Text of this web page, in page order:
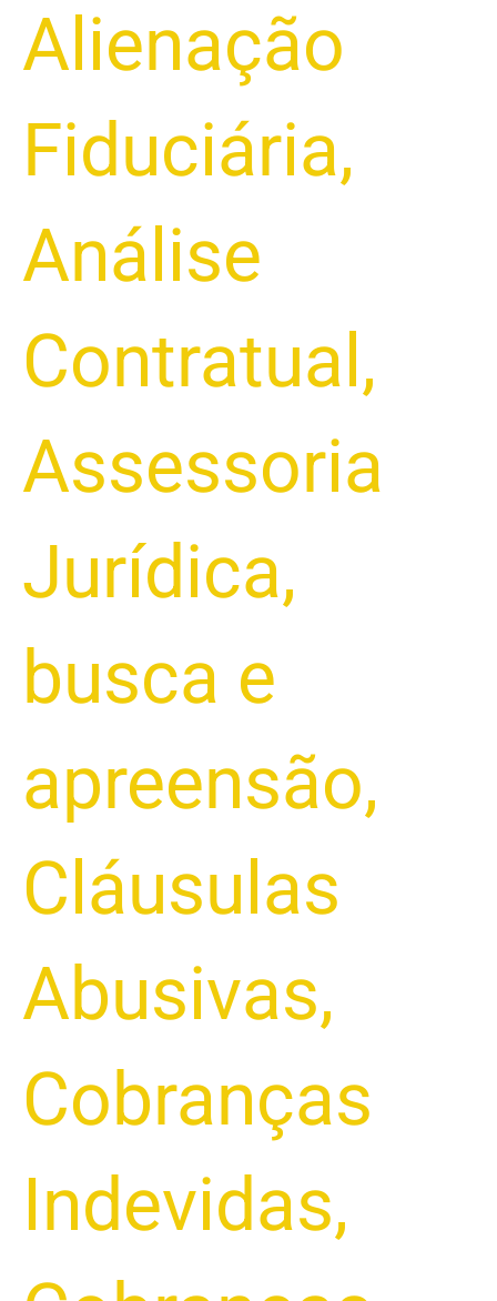
Alienação
Fiduciária,
Análise
Contratual ,
Assessoria
Jurídica,
busca e
apreensão,
Cláusulas
Abusivas,
Cobranças
Indevidas,